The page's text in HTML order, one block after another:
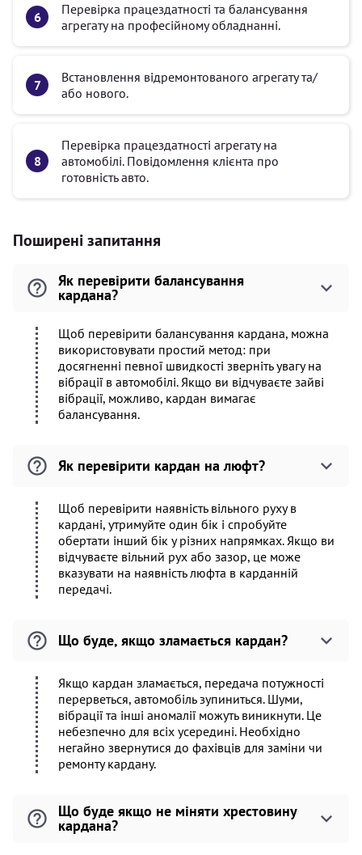
Перевірка працездатності та балансування
агрегату на професійному обладнанні.
Встановлення відремонтованого агрегату та/
або нового.
Перевірка працездатності агрегату на
автомобілі. Повідомлення клієнта про
готовність авто.
Поширені запитання
Як перевірити балансування
кардана?
Щоб перевірити балансування кардана, можна
використовувати простий метод: при
досягненні певної швидкості зверніть увагу на
вібрації в автомобілі. Якщо ви відчуваєте зайві
вібрації, можливо, кардан вимагає
балансування.
Як перевірити кардан на люфт?
Щоб перевірити наявність вільного руху в
кардані, утримуйте один бік і спробуйте
обертати інший бік у різних напрямках. Якщо ви
відчуваєте вільний рух або зазор, це може
вказувати на наявність люфта в карданній
передачі.
Що буде, якщо зламається кардан?
Якщо кардан зламається, передача потужності
перерветься, автомобіль зупиниться. Шуми,
вібрації та інші аномалії можуть виникнути. Це
небезпечно для всіх усередині. Необхідно
негайно звернутися до фахівців для заміни чи
ремонту кардану.
Що буде якщо не міняти хрестовину
кардана?